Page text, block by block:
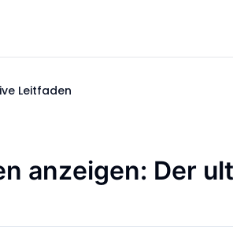
Leitfaden
anzeigen: Der